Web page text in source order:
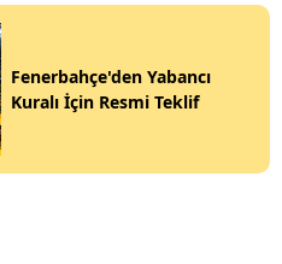
Fenerbahçe'den Yabancı
Kuralı İçin Resmi Teklif